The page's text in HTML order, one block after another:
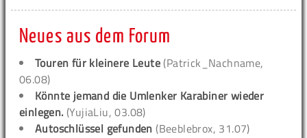
Neues aus dem Forum
Touren für kleinere Leute (Patrick_Nachname,
06.08)
Könnte jemand die Umlenker Karabiner wieder
einlegen. (YujiaLiu, 03.08)
Autoschlüssel gefunden (Beeblebrox, 31.07)